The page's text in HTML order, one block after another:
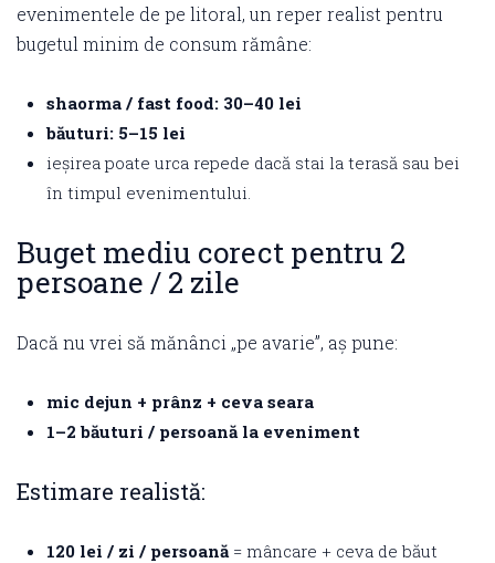
evenimentele de pe litoral, un reper realist pentru
bugetul minim de consum rămâne:
shaorma / fast food: 30–40 lei
băuturi: 5–15 lei
ieșirea poate urca repede dacă stai la terasă sau bei
în timpul evenimentului.
Buget mediu corect pentru 2
persoane / 2 zile
Dacă nu vrei să mănânci „pe avarie”, aș pune:
mic dejun + prânz + ceva seara
1–2 băuturi / persoană la eveniment
Estimare realistă:
120 lei / zi / persoană = mâncare + ceva de băut